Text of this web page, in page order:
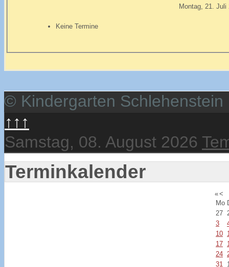
Montag, 21. Juli
Keine Termine
© Kindergarten Schlehenstein
↑↑↑
Samstag, 08. August 2026
Terminkalender
«<
Mo
27
3
10
17
24
31